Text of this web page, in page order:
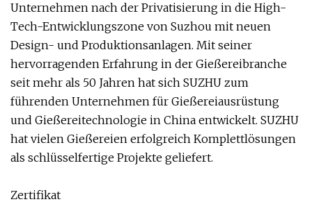
Unternehmen nach der Privatisierung in die High-
Tech-Entwicklungszone von Suzhou mit neuen
Design- und Produktionsanlagen. Mit seiner
hervorragenden Erfahrung in der Gießereibranche
seit mehr als 50 Jahren hat sich SUZHU zum
führenden Unternehmen für Gießereiausrüstung
und Gießereitechnologie in China entwickelt. SUZHU
hat vielen Gießereien erfolgreich Komplettlösungen
als schlüsselfertige Projekte geliefert.
Zertifikat